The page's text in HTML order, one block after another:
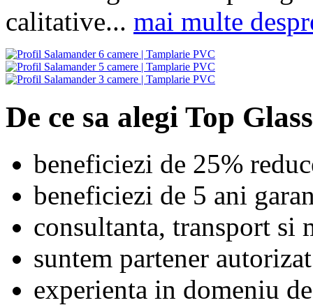
calitative... mai multe
De ce sa alegi Top Glass
beneficiezi de 25%
beneficiezi de 5 ani
consultanta, transport si
suntem partener
experienta in domeniu